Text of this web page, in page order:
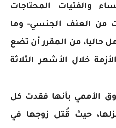
والفتيات المحتاجات
من العنف الجنسي- وما
حامل حاليا، من المقرر أن تضع
خلال الأشهر الثلاثة
الأممي بأنها فقدت كل
حيث قُتل زوجها في